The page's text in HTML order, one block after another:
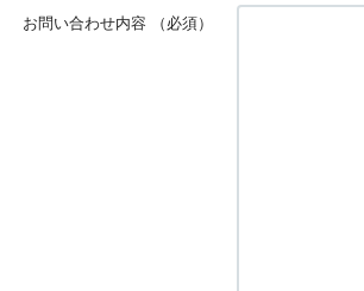
お問い合わせ内容 （必須）